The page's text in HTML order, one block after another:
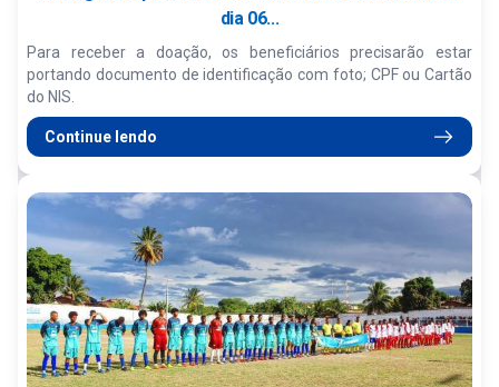
dia 06...
Para receber a doação, os beneficiários precisarão estar
portando documento de identificação com foto; CPF ou Cartão
do NIS.
Continue lendo